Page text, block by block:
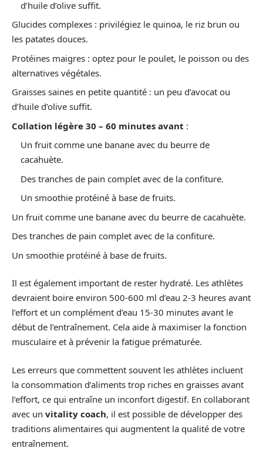
d’huile d’olive suffit.
Glucides complexes : privilégiez le quinoa, le riz brun ou
les patates douces.
Protéines maigres : optez pour le poulet, le poisson ou des
alternatives végétales.
Graisses saines en petite quantité : un peu d’avocat ou
d’huile d’olive suffit.
Collation légère 30 – 60 minutes avant :
Un fruit comme une banane avec du beurre de
cacahuète.
Des tranches de pain complet avec de la confiture.
Un smoothie protéiné à base de fruits.
Un fruit comme une banane avec du beurre de cacahuète.
Des tranches de pain complet avec de la confiture.
Un smoothie protéiné à base de fruits.
Il est également important de rester hydraté. Les athlètes
devraient boire environ 500-600 ml d’eau 2-3 heures avant
l’effort et un complément d’eau 15-30 minutes avant le
début de l’entraînement. Cela aide à maximiser la fonction
musculaire et à prévenir la fatigue prématurée.
Les erreurs que commettent souvent les athlètes incluent
la consommation d’aliments trop riches en graisses avant
l’effort, ce qui entraîne un inconfort digestif. En collaborant
avec un vitality coach, il est possible de développer des
traditions alimentaires qui augmentent la qualité de votre
entraînement.